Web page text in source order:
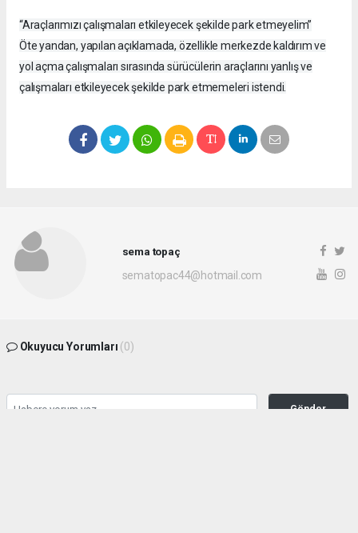
“Araçlarımızı çalışmaları etkileyecek şekilde park etmeyelim”
Öte yandan, yapılan açıklamada, özellikle merkezde kaldırım ve
yol açma çalışmaları sırasında sürücülerin araçlarını yanlış ve
çalışmaları etkileyecek şekilde park etmemeleri istendi.
sema topaç
sematopac44@hotmail.com
Okuyucu Yorumları (0)
Gönder